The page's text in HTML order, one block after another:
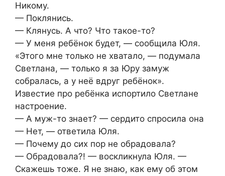
Никому.
— Поклянись.
— Клянусь. А что? Что такое-то?
— У меня ребёнок будет, — сообщила Юля.
«Этого мне только не хватало, — подумала
Светлана, — только я за Юру замуж
собралась, а у неё вдруг ребёнок».
Известие про ребёнка испортило Светлане
настроение.
— А муж-то знает? — сердито спросила она
— Нет, — ответила Юля.
— Почему до сих пор не обрадовала?
— Обрадовала?! — воскликнула Юля. —
Скажешь тоже. Я не знаю, как ему об этом